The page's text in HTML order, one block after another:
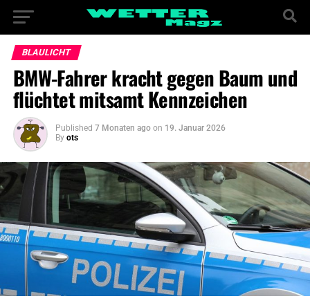
BLAULICHT
BMW-Fahrer kracht gegen Baum und
flüchtet mitsamt Kennzeichen
Published 7 Monaten ago on 19. Januar 2026
By ots